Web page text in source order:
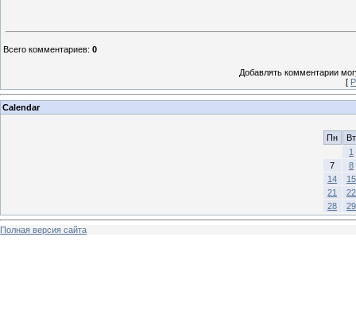
Всего комментариев: 0
Добавлять комментарии
[
Calendar
Пн
Вт
1
7
8
14
15
21
22
28
29
Полная версия сайта